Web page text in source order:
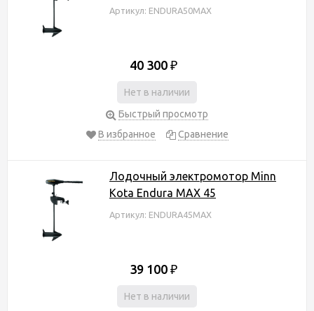
Артикул: ENDURA50MAX
40 300 ₽
Нет в наличии
Быстрый просмотр
В избранное
Сравнение
Лодочный электромотор Minn
Kota Endura MAX 45
Артикул: ENDURA45MAX
39 100 ₽
Нет в наличии